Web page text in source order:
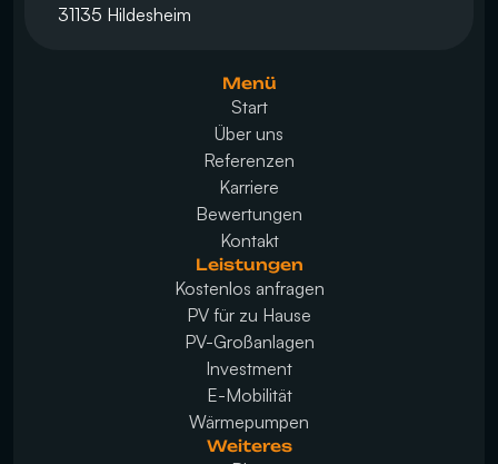
31135 Hildesheim
Menü
Start
Über uns
Referenzen
Karriere
Bewertungen
Kontakt
Leistungen
Kostenlos anfragen
PV für zu Hause
PV-Großanlagen
Investment
E-Mobilität
Wärmepumpen
Weiteres